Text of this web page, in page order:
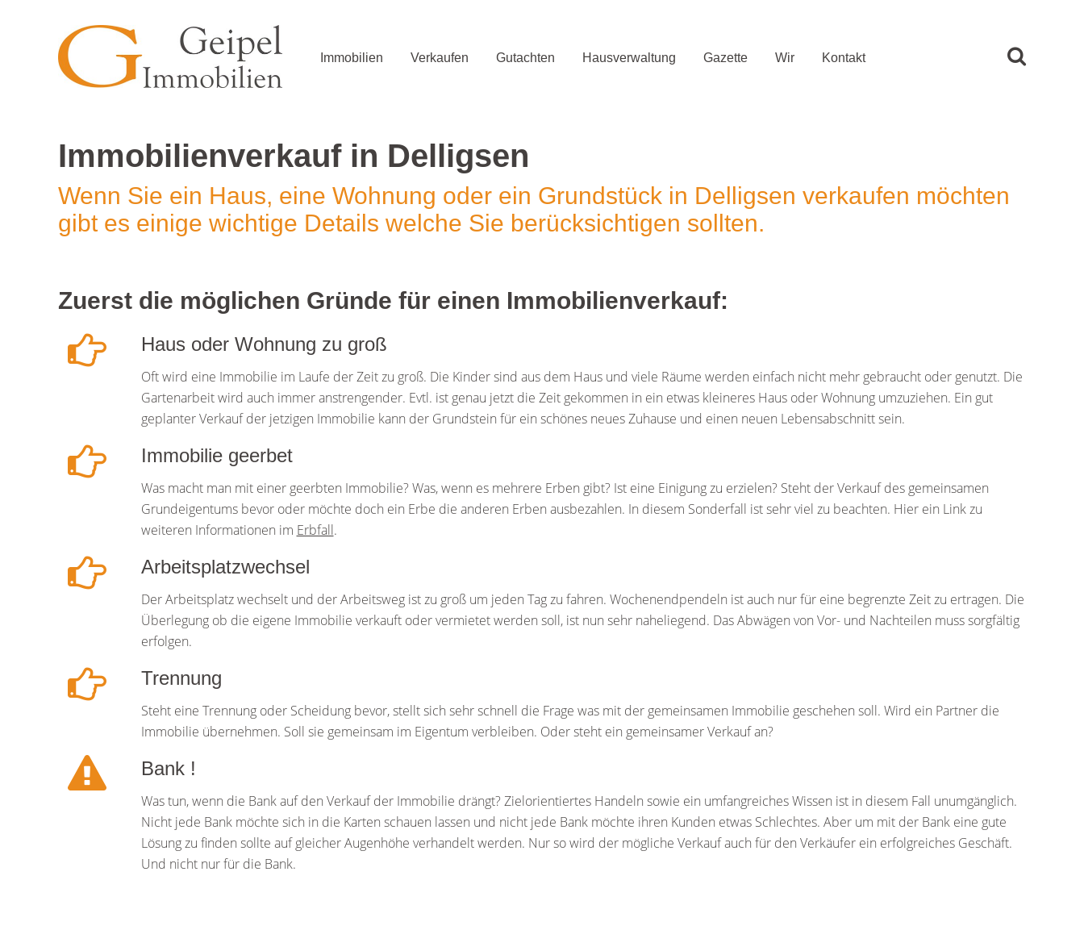
Immobilien Verkaufen Gutachten Hausverwaltung Gazette Wir Kontakt
Immobilienverkauf in Delligsen
Wenn Sie ein Haus, eine Wohnung oder ein Grundstück in Delligsen verkaufen möchten
gibt es einige wichtige Details welche Sie berücksichtigen sollten.
Zuerst die möglichen Gründe für einen Immobilienverkauf:
Haus oder Wohnung zu groß
Oft wird eine Immobilie im Laufe der Zeit zu groß. Die Kinder sind aus dem Haus und viele Räume werden einfach nicht mehr gebraucht oder genutzt. Die
Gartenarbeit wird auch immer anstrengender. Evtl. ist genau jetzt die Zeit gekommen in ein etwas kleineres Haus oder Wohnung umzuziehen. Ein gut
geplanter Verkauf der jetzigen Immobilie kann der Grundstein für ein schönes neues Zuhause und einen neuen Lebensabschnitt sein.
Immobilie geerbet
Was macht man mit einer geerbten Immobilie? Was, wenn es mehrere Erben gibt? Ist eine Einigung zu erzielen? Steht der Verkauf des gemeinsamen
Grundeigentums bevor oder möchte doch ein Erbe die anderen Erben ausbezahlen. In diesem Sonderfall ist sehr viel zu beachten. Hier ein Link zu
weiteren Informationen im Erbfall.
Arbeitsplatzwechsel
Der Arbeitsplatz wechselt und der Arbeitsweg ist zu groß um jeden Tag zu fahren. Wochenendpendeln ist auch nur für eine begrenzte Zeit zu ertragen. Die
Überlegung ob die eigene Immobilie verkauft oder vermietet werden soll, ist nun sehr naheliegend. Das Abwägen von Vor- und Nachteilen muss sorgfältig
erfolgen.
Trennung
Steht eine Trennung oder Scheidung bevor, stellt sich sehr schnell die Frage was mit der gemeinsamen Immobilie geschehen soll. Wird ein Partner die
Immobilie übernehmen. Soll sie gemeinsam im Eigentum verbleiben. Oder steht ein gemeinsamer Verkauf an?
Bank !
Was tun, wenn die Bank auf den Verkauf der Immobilie drängt? Zielorientiertes Handeln sowie ein umfangreiches Wissen ist in diesem Fall unumgänglich.
Nicht jede Bank möchte sich in die Karten schauen lassen und nicht jede Bank möchte ihren Kunden etwas Schlechtes. Aber um mit der Bank eine gute
Lösung zu finden sollte auf gleicher Augenhöhe verhandelt werden. Nur so wird der mögliche Verkauf auch für den Verkäufer ein erfolgreiches Geschäft.
Und nicht nur für die Bank.